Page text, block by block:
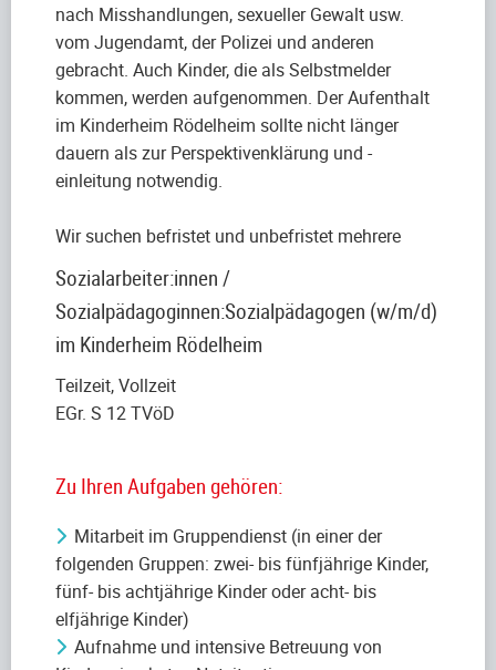
nach Misshandlungen, sexueller Gewalt usw.
vom Jugendamt, der Polizei und anderen
gebracht. Auch Kinder, die als Selbstmelder
kommen, werden aufgenommen. Der Aufenthalt
im Kinderheim Rödelheim sollte nicht länger
dauern als zur Perspektivenklärung und -
einleitung notwendig.
Wir suchen befristet und unbefristet mehrere
Sozialarbeiter:innen /
Sozialpädagoginnen:Sozialpädagogen (w/m/d)
im Kinderheim Rödelheim
Teilzeit, Vollzeit
EGr. S 12 TVöD
Zu Ihren Aufgaben gehören:
Mitarbeit im Gruppendienst (in einer der
folgenden Gruppen: zwei- bis fünfjährige Kinder,
fünf- bis achtjährige Kinder oder acht- bis
elfjährige Kinder)
Aufnahme und intensive Betreuung von